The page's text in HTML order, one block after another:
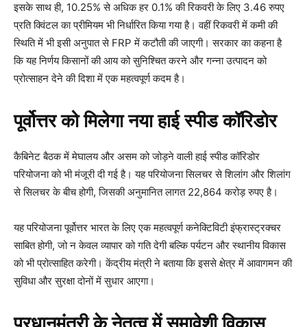
इसके साथ ही, 10.25% से अधिक हर 0.1% की रिकवरी के लिए 3.46 रुपए
प्रति क्विंटल का प्रीमियम भी निर्धारित किया गया है। वहीं रिकवरी में कमी की
स्थिति में भी इसी अनुपात से FRP में कटौती की जाएगी। सरकार का कहना है
कि यह निर्णय किसानों की आय को सुनिश्चित करने और गन्ना उत्पादन को
प्रोत्साहन देने की दिशा में एक महत्वपूर्ण कदम है।
पूर्वोत्तर को मिलेगा नया हाई स्पीड कॉरिडोर
कैबिनेट बैठक में मेघालय और असम को जोड़ने वाली हाई स्पीड कॉरिडोर
परियोजना को भी मंजूरी दी गई है। यह परियोजना सिलचर से शिलांग और शिलांग
से सिलचर के बीच होगी, जिसकी अनुमानित लागत 22,864 करोड़ रुपए है।
यह परियोजना पूर्वोत्तर भारत के लिए एक महत्वपूर्ण कनेक्टिविटी इंफ्रास्ट्रक्चर
साबित होगी, जो न केवल व्यापार को गति देगी बल्कि पर्यटन और स्थानीय विकास
को भी प्रोत्साहित करेगी। केंद्रीय मंत्री ने बताया कि इससे क्षेत्र में आवागमन की
सुविधा और सुरक्षा दोनों में सुधार आएगा।